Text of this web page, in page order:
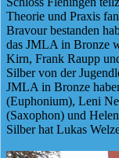
Theorie und Praxis
Bravour bestanden
das JMLA in Bronze
Kirn, Frank Raupp
Silber von der
JMLA in Bronze
(Euphonium), Leni
(Saxophon) und
Silber hat Lukas